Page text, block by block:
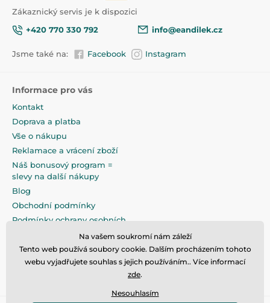
Zákaznický servis je k dispozici
+420 770 330 792
info@eandilek.cz
Jsme také na: Facebook Instagram
Informace pro vás
Kontakt
Doprava a platba
Vše o nákupu
Reklamace a vrácení zboží
Náš bonusový program =
slevy na další nákupy
Blog
Obchodní podmínky
Podmínky ochrany osobních
Na pečlivé zabalení klademe
maximální důraz
Na vašem soukromí nám záleží
Tento web používá soubory cookie. Dalším procházením tohoto
webu vyjadřujete souhlas s jejich používáním.. Více informací
zde.
Nesouhlasím